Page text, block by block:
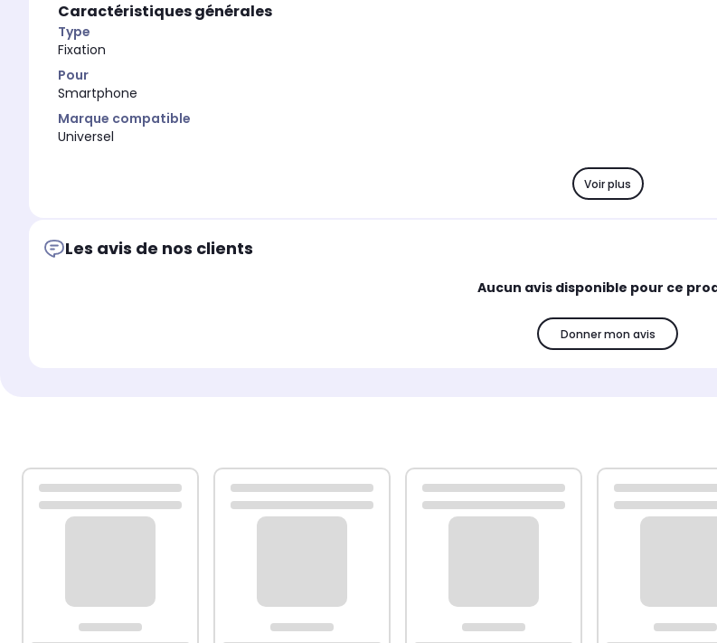
Caractéristiques générales
Type
Fixation
Pour
Smartphone
Marque compatible
Universel
Voir plus
Les avis de nos clients
Aucun avis disponible pour ce
Donner mon avis